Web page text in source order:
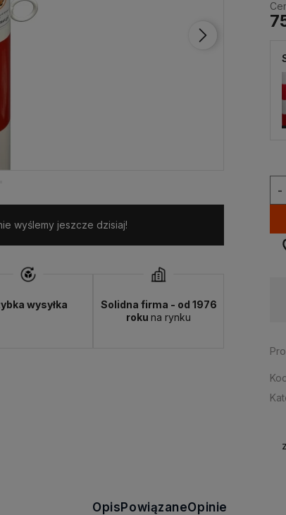
wyślemy jeszcze dzisiaj!
wysyłka
Solidna firma - od 1976
rokuna rynku
-
Dostępność: duża ilość
Opis PowiązaneOpinie